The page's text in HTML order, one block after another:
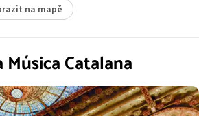
na mapě
Música Catalana